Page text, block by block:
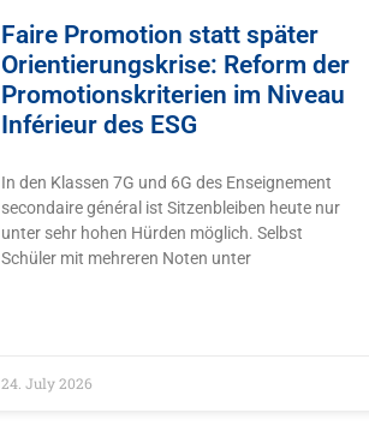
Faire Promotion statt später
Orientierungskrise: Reform der
Promotionskriterien im Niveau
Inférieur des ESG
In den Klassen 7G und 6G des Enseignement
secondaire général ist Sitzenbleiben heute nur
unter sehr hohen Hürden möglich. Selbst
Schüler mit mehreren Noten unter
24. July 2026